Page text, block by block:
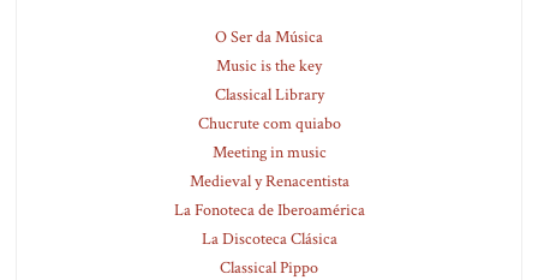
O Ser da Música
Music is the key
Classical Library
Chucrute com quiabo
Meeting in music
Medieval y Renacentista
La Fonoteca de Iberoamérica
La Discoteca Clásica
Classical Pippo